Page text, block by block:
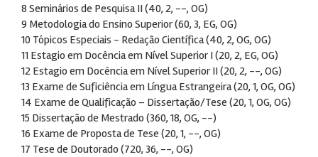
8 Seminários de Pesquisa II (40, 2, --, OG)
9 Metodologia do Ensino Superior (60, 3, EG, OG)
10 Tópicos Especiais - Redação Científica (40, 2, OG, OG)
11 Estagio em Docência em Nível Superior I (20, 2, EG, OG)
12 Estagio em Docência em Nível Superior II (20, 2, --, OG)
13 Exame de Suficiência em Língua Estrangeira (20, 1, OG, OG)
14 Exame de Qualificação – Dissertação/Tese (20, 1, OG, OG)
15 Dissertação de Mestrado (360, 18, OG, --)
16 Exame de Proposta de Tese (20, 1, --, OG)
17 Tese de Doutorado (720, 36, --, OG)